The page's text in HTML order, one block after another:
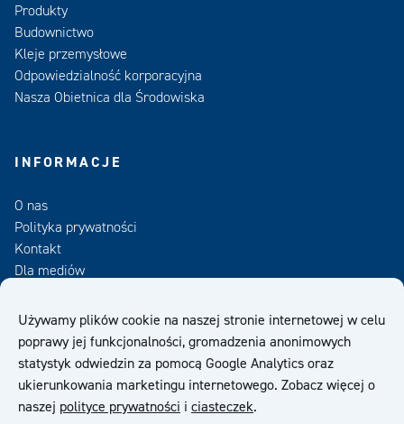
Używamy plików cookie na naszej stronie internetowej w celu
poprawy jej funkcjonalności, gromadzenia anonimowych
statystyk odwiedzin za pomocą Google Analytics oraz
ukierunkowania marketingu internetowego. Zobacz więcej o
naszej polityce prywatności i ciasteczek.
Produkty
Budownictwo
Kleje przemysłowe
Odpowiedzialność korporacyjna
Nasza Obietnica dla Środowiska
INFORMACJE
O nas
Polityka prywatności
Kontakt
Dla mediów
Zamów Newsletter
OWS